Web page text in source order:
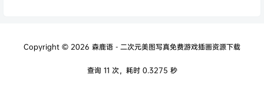
Copyright © 2026 森鹿语 - 二次元美图写真免费游戏插画资源下载
查询 11 次，耗时 0.3275 秒